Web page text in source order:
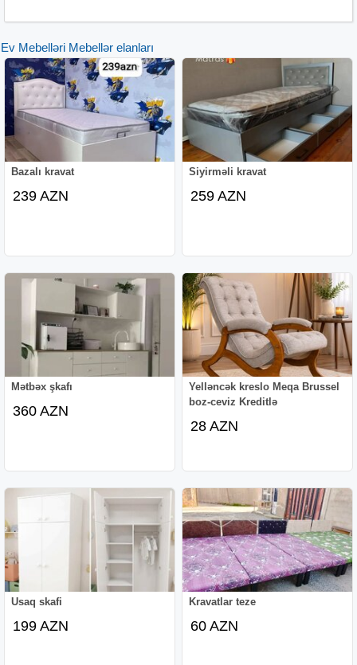
Ev Mebelləri Mebellər elanları
Bazalı kravat
239 AZN
Siyirməli kravat
259 AZN
Mətbəx şkafı
360 AZN
Yelləncək kreslo Meqa Brussel
boz-ceviz Kreditlə
28 AZN
Usaq skafi
199 AZN
Kravatlar teze
60 AZN